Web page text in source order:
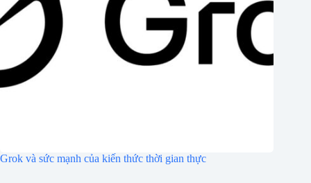
Grok và sức mạnh của kiến ​​thức thời gian thực